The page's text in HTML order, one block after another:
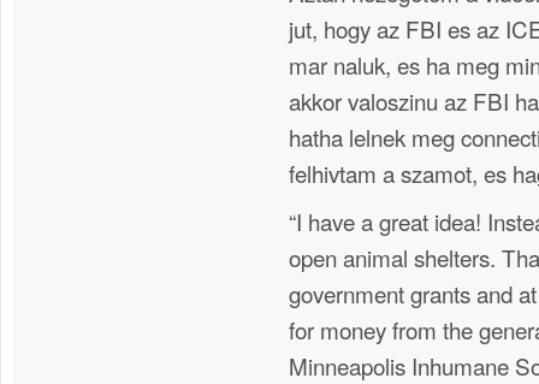
jut, hogy az FBI es az
mar naluk, es ha meg
akkor valoszinu az FBI
hatha lelnek meg
felhivtam a szamot, es
“I have a great idea!
open animal shelters.
government grants and
for money from the
Minneapolis Inhumane